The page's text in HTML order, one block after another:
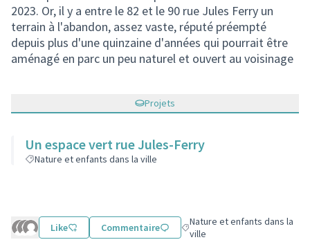
2023. Or, il y a entre le 82 et le 90 rue Jules Ferry un
terrain à l'abandon, assez vaste, réputé préempté
depuis plus d'une quinzaine d'années qui pourrait être
aménagé en parc un peu naturel et ouvert au voisinage
Projets
Un espace vert rue Jules-Ferry
Nature et enfants dans la ville
Like Commentaire Filtrer les résultats de la
Nature et enfants dans la
ville